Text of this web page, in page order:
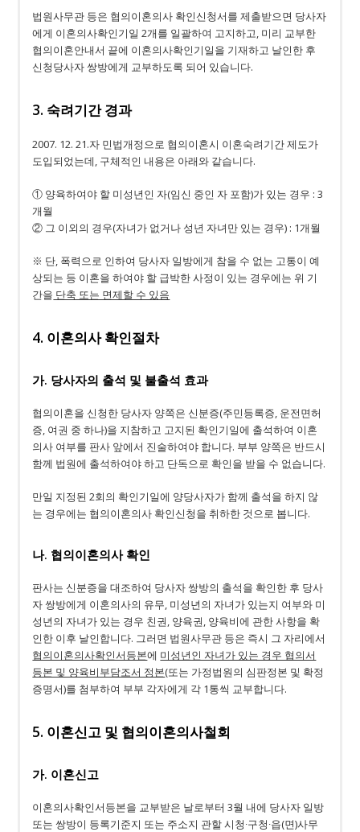
법원사무관 등은 협의이혼의사 확인신청서를 제출받으면 당사자
에게 이혼의사확인기일 2개를 일괄하여 고지하고, 미리 교부한
협의이혼안내서 끝에 이혼의사확인기일을 기재하고 날인한 후
신청당사자 쌍방에게 교부하도록 되어 있습니다.
3. 숙려기간 경과
2007. 12. 21.자 민법개정으로 협의이혼시 이혼숙려기간 제도가
도입되었는데, 구체적인 내용은 아래와 같습니다.
① 양육하여야 할 미성년인 자(임신 중인 자 포함)가 있는 경우 : 3
개월
② 그 이외의 경우(자녀가 없거나 성년 자녀만 있는 경우) : 1개월
※ 단, 폭력으로 인하여 당사자 일방에게 참을 수 없는 고통이 예
상되는 등 이혼을 하여야 할 급박한 사정이 있는 경우에는 위 기
간을 단축 또는 면제할 수 있음
4. 이혼의사 확인절차
가. 당사자의 출석 및 불출석 효과
협의이혼을 신청한 당사자 양쪽은 신분증(주민등록증, 운전면허
증, 여권 중 하나)을 지참하고 고지된 확인기일에 출석하여 이혼
의사 여부를 판사 앞에서 진술하여야 합니다. 부부 양쪽은 반드시
함께 법원에 출석하여야 하고 단독으로 확인을 받을 수 없습니다.
만일 지정된 2회의 확인기일에 양당사자가 함께 출석을 하지 않
는 경우에는 협의이혼의사 확인신청을 취하한 것으로 봅니다.
나. 협의이혼의사 확인
판사는 신분증을 대조하여 당사자 쌍방의 출석을 확인한 후 당사
자 쌍방에게 이혼의사의 유무, 미성년의 자녀가 있는지 여부와 미
성년의 자녀가 있는 경우 친권, 양육권, 양육비에 관한 사항을 확
인한 이후 날인합니다. 그러면 법원사무관 등은 즉시 그 자리에서
협의이혼의사확인서등본에 미성년인 자녀가 있는 경우 협의서
등본 및 양육비부담조서 정본(또는 가정법원의 심판정본 및 확정
증명서)를 첨부하여 부부 각자에게 각 1통씩 교부합니다.
5. 이혼신고 및 협의이혼의사철회
가. 이혼신고
이혼의사확인서등본을 교부받은 날로부터 3월 내에 당사자 일방
또는 쌍방이 등록기준지 또는 주소지 관할 시청∙구청∙읍(면)사무